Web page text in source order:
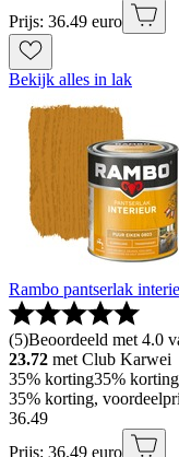
Prijs: 36.49 euro
Bekijk alles in lak
Rambo pantserlak
(5)Beoordeeld met 4.0
23.72 met Club Karwei
35% korting35% korting
35% korting,
36.49
Prijs: 36.49 euro